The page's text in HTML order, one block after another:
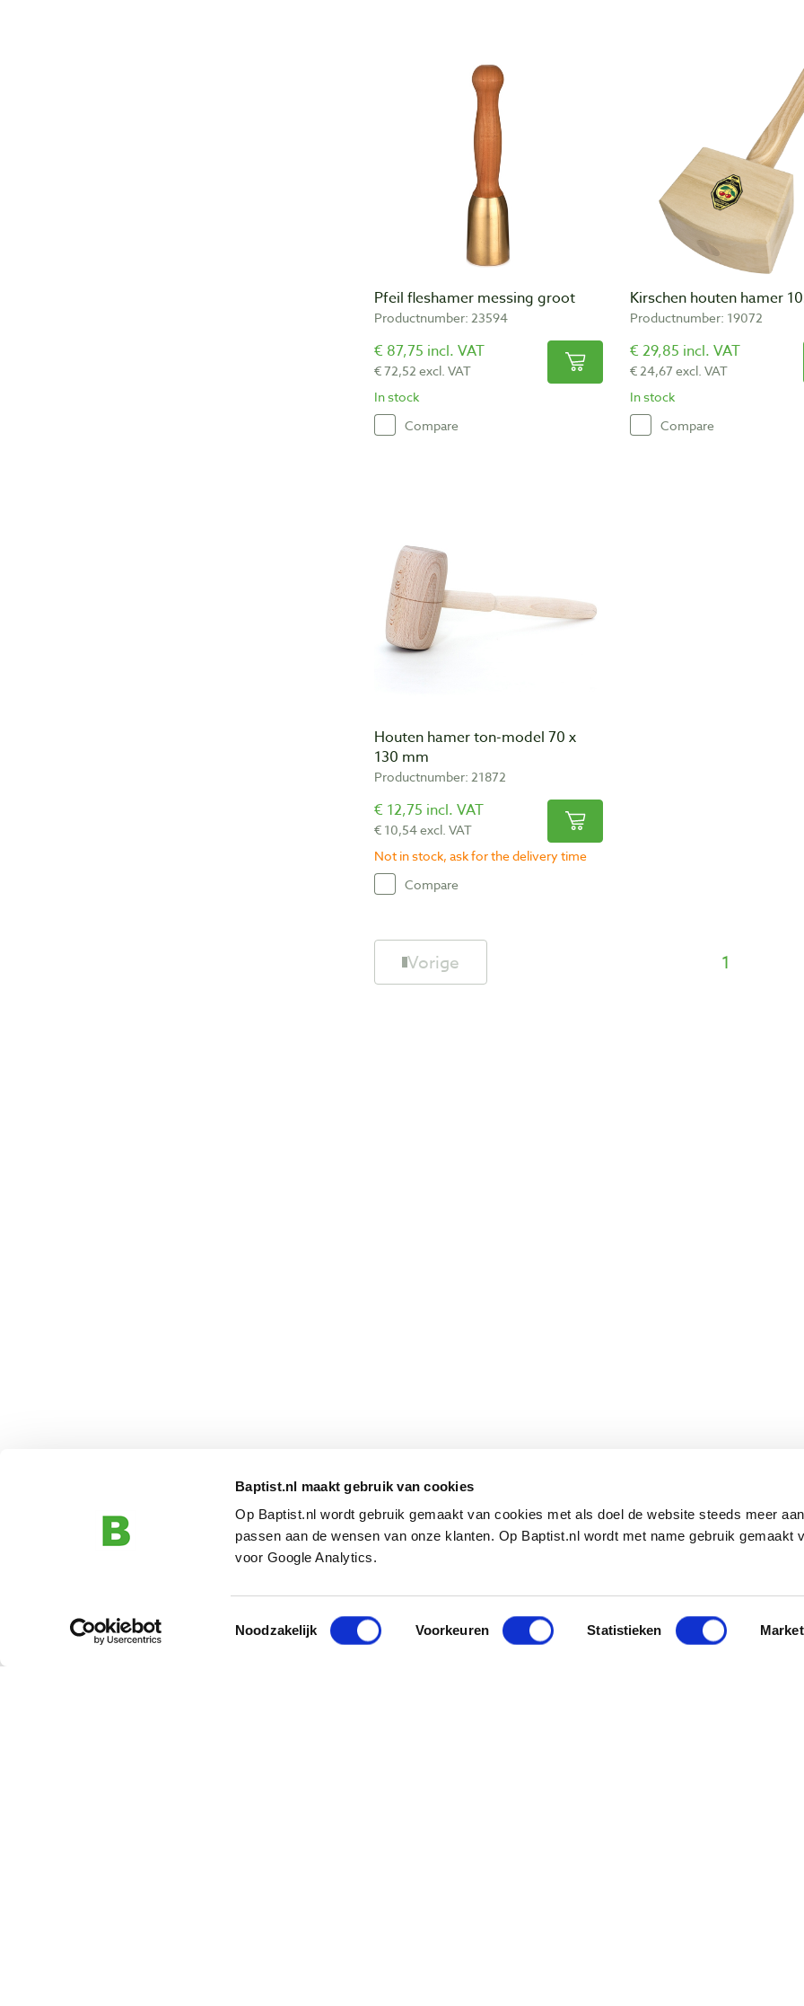
Baptist.nl maakt gebruik van cookies
Op Baptist.nl wordt gebruik gemaakt van cookies met als doel de website steeds meer
passen aan de wensen van onze klanten. Op Baptist.nl wordt met name gebruik gemaakt
voor Google Analytics.
Toestemmingsselectie
Noodzakelijk
Voorkeuren Statistieken
Pfeil fleshamer messing groot
Productnumber: 23594
€ 87,75 incl. VAT
€ 72,52 excl. VAT
In stock
Compare
Kirschen houten hamer
Productnumber: 19072
€ 29,85 incl. VAT
€ 24,67 excl. VAT
In stock
Compare
Houten hamer ton-model 70 x
130 mm
Productnumber: 21872
€ 12,75 incl. VAT
€ 10,54 excl. VAT
Not in stock, ask for the delivery time
Compare
Vorige 1